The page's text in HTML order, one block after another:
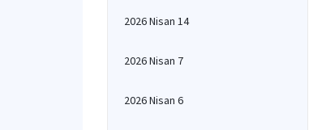
2026 Nisan 14
2026 Nisan 7
2026 Nisan 6